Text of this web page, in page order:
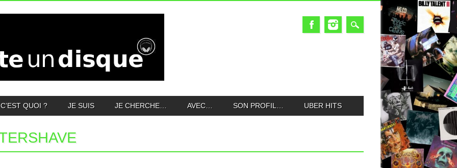
QUOI ? JE SUIS JE CHERCHE… AVEC… SON PROFIL… UBER HITS